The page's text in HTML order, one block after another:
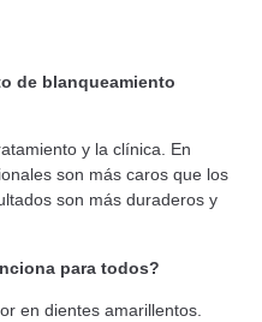
de blanqueamiento
y la clínica. En
son más caros que los
son más duraderos y
para todos?
en dientes amarillentos.